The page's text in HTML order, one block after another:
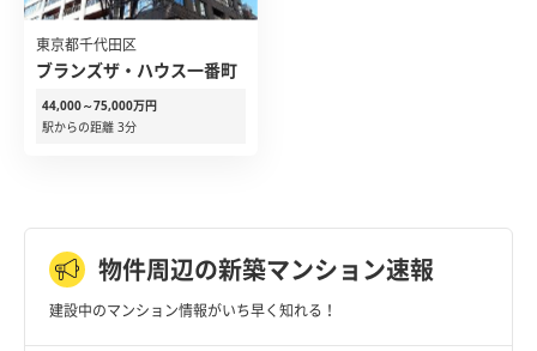
東京都千代田区
ブランズザ・ハウス一番町
44,000～75,000万円
駅からの距離 3分
物件周辺の新築マンション速報
建設中のマンション情報がいち早く知れる！